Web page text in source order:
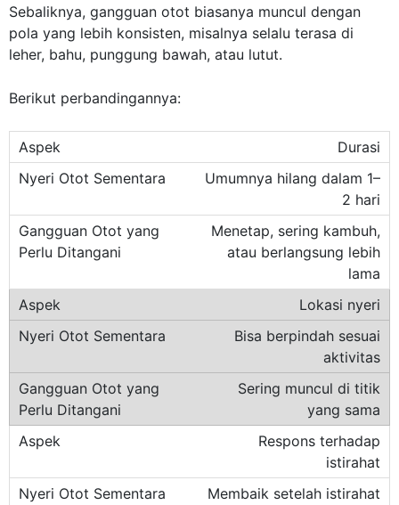
Sebaliknya, gangguan otot biasanya muncul dengan
pola yang lebih konsisten, misalnya selalu terasa di
leher, bahu, punggung bawah, atau lutut.
Berikut perbandingannya:
Durasi
Umumnya hilang dalam 1–
2 hari
Menetap, sering kambuh,
atau berlangsung lebih
lama
Lokasi nyeri
Bisa berpindah sesuai
aktivitas
Sering muncul di titik
yang sama
Respons terhadap
istirahat
Membaik setelah istirahat